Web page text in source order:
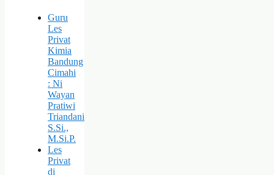
Guru
Les
Privat
Kimia
Bandung
Cimahi
: Ni
Wayan
Pratiwi
Triandani
S.Si.,
M.Si.P.
Les
Privat
di